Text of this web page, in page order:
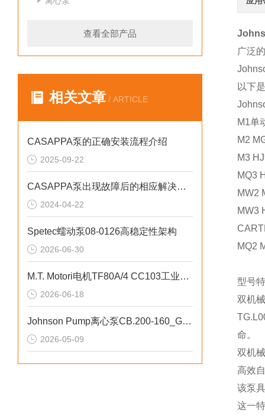
查看全部产品
相关文章 / ARTICLE
CASAPPA泵的正确安装流程介绍
2025-09-22
CASAPPA泵出现故障后的相应解决方法分享
2024-04-22
Spetec蠕动泵08-0126高稳定性架构
2026-06-30
M.T. Motori电机TF80A/4 CC103工业循环水泵应用
2026-06-18
Johnson Pump离心泵CB.200-160_G2-A6高密封性
2026-05-09
广泛
以下
M1单
M2
M3
MQ3
MW2
MW3
MQ2
型号
双机
命。
双机
高效
该泵
这一